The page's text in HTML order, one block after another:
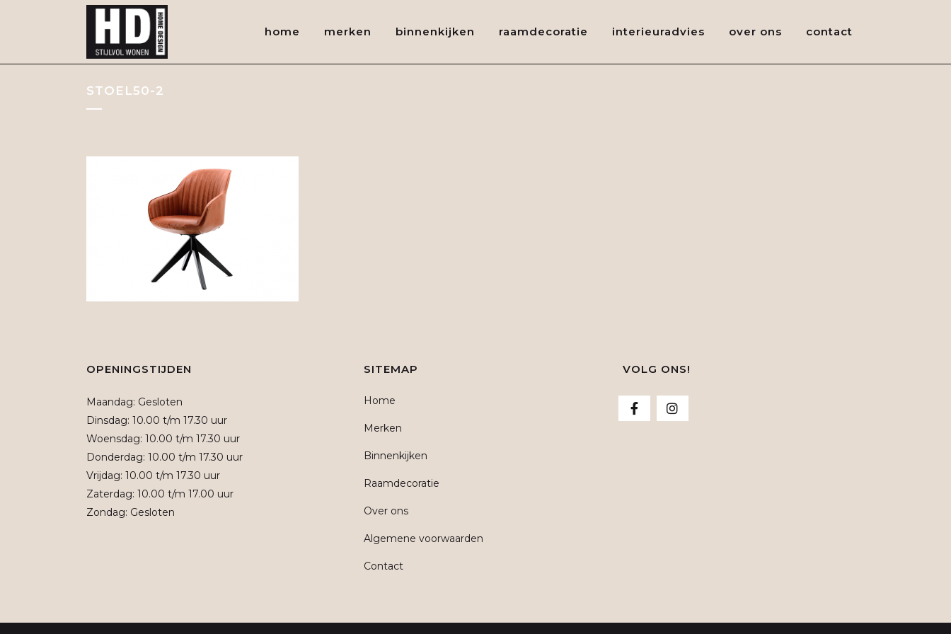
home merken binnenkijken raamdecoratie interieuradvies over ons contact
STOEL50-2
OPENINGSTIJDEN
Maandag: Gesloten
Dinsdag: 10.00 t/m 17.30 uur
Woensdag: 10.00 t/m 17.30 uur
Donderdag: 10.00 t/m 17.30 uur
Vrijdag: 10.00 t/m 17.30 uur
Zaterdag: 10.00 t/m 17.00 uur
Zondag: Gesloten
SITEMAP
Home
Merken
Binnenkijken
Raamdecoratie
Over ons
Algemene voorwaarden
Contact
VOLG ONS!